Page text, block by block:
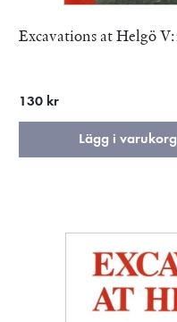
Excavations at Helgö
130 kr
Lägg i varukorg